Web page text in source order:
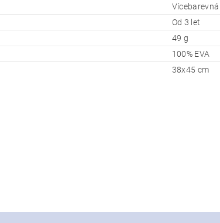
Vícebarevná
Od 3 let
49 g
100% EVA
38x45 cm